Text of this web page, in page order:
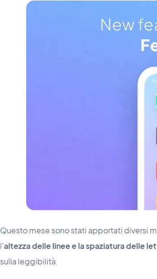
Questo mese sono stati apportati diversi
l'altezza delle linee e la spaziatura delle
sulla leggibilità.